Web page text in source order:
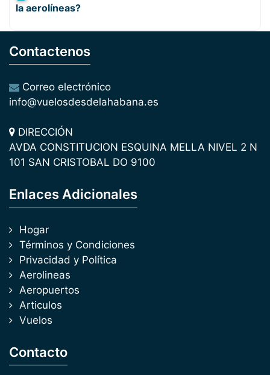
la aerolíneas?
Contactenos
Correo electrónico
info@vuelosdesdelahabana.es
DIRECCIÓN
AVDA CONSTITUCION ESQUINA MELLA NIVEL 2 N
101 SAN CRISTOBAL DO 9100
Enlaces Adicionales
Hogar
Términos y Condiciones
Privacidad y Política
Aerolineas
Aeropuertos
Articulos
Vuelos
Contacto